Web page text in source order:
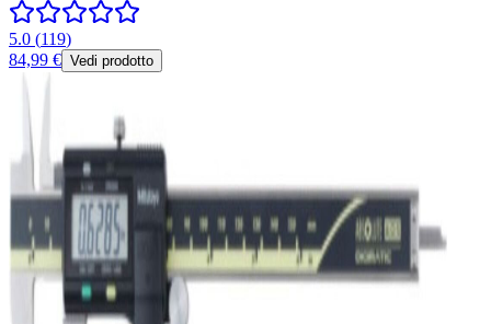
5.0 (119)
84,99 € Vedi prodotto